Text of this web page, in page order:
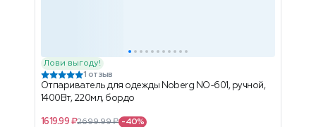
Лови выгоду!
1 отзыв
Отпариватель для одежды Noberg NO-601, ручной,
1400Вт, 220мл, бордо
1619.99 ₽2699.99 ₽ -40%